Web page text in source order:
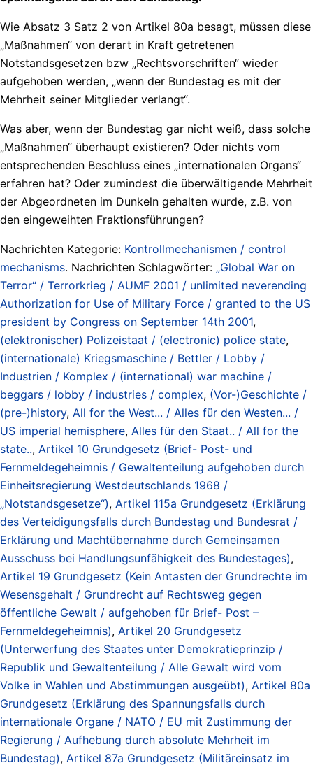
Wie Absatz 3 Satz 2 von Artikel 80a besagt, müssen diese
„Maßnahmen“ von derart in Kraft getretenen
Notstandsgesetzen bzw „Rechtsvorschriften“ wieder
aufgehoben werden, „wenn der Bundestag es mit der
Mehrheit seiner Mitglieder verlangt“.
Was aber, wenn der Bundestag gar nicht weiß, dass solche
„Maßnahmen“ überhaupt existieren? Oder nichts vom
entsprechenden Beschluss eines „internationalen Organs“
erfahren hat? Oder zumindest die überwältigende Mehrheit
der Abgeordneten im Dunkeln gehalten wurde, z.B. von
den eingeweihten Fraktionsführungen?
Nachrichten Kategorie: Kontrollmechanismen / control
mechanisms. Nachrichten Schlagwörter: „Global War on
Terror“ / Terrorkrieg / AUMF 2001 / unlimited neverending
Authorization for Use of Military Force / granted to the US
president by Congress on September 14th 2001,
(elektronischer) Polizeistaat / (electronic) police state,
(internationale) Kriegsmaschine / Bettler / Lobby /
Industrien / Komplex / (international) war machine /
beggars / lobby / industries / complex, (Vor-)Geschichte /
(pre-)history, All for the West... / Alles für den Westen... /
US imperial hemisphere, Alles für den Staat.. / All for the
state.., Artikel 10 Grundgesetz (Brief- Post- und
Fernmeldegeheimnis / Gewaltenteilung aufgehoben durch
Einheitsregierung Westdeutschlands 1968 /
„Notstandsgesetze“), Artikel 115a Grundgesetz (Erklärung
des Verteidigungsfalls durch Bundestag und Bundesrat /
Erklärung und Machtübernahme durch Gemeinsamen
Ausschuss bei Handlungsunfähigkeit des Bundestages),
Artikel 19 Grundgesetz (Kein Antasten der Grundrechte im
Wesensgehalt / Grundrecht auf Rechtsweg gegen
öffentliche Gewalt / aufgehoben für Brief- Post –
Fernmeldegeheimnis), Artikel 20 Grundgesetz
(Unterwerfung des Staates unter Demokratieprinzip /
Republik und Gewaltenteilung / Alle Gewalt wird vom
Volke in Wahlen und Abstimmungen ausgeübt), Artikel 80a
Grundgesetz (Erklärung des Spannungsfalls durch
internationale Organe / NATO / EU mit Zustimmung der
Regierung / Aufhebung durch absolute Mehrheit im
Bundestag), Artikel 87a Grundgesetz (Militäreinsatz im